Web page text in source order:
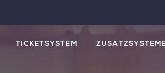
TICKETSYSTEM